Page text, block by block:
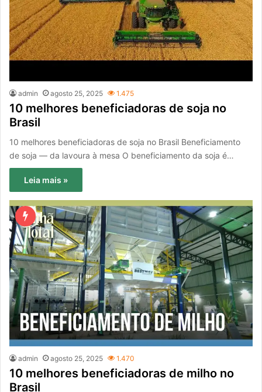
admin agosto 25, 2025 1.475
10 melhores beneficiadoras de soja no
Brasil
10 melhores beneficiadoras de soja no Brasil Beneficiamento
de soja — da lavoura à mesa O beneficiamento da soja é…
Leia mais »
admin agosto 25, 2025 1.470
10 melhores beneficiadoras de milho no
Brasil